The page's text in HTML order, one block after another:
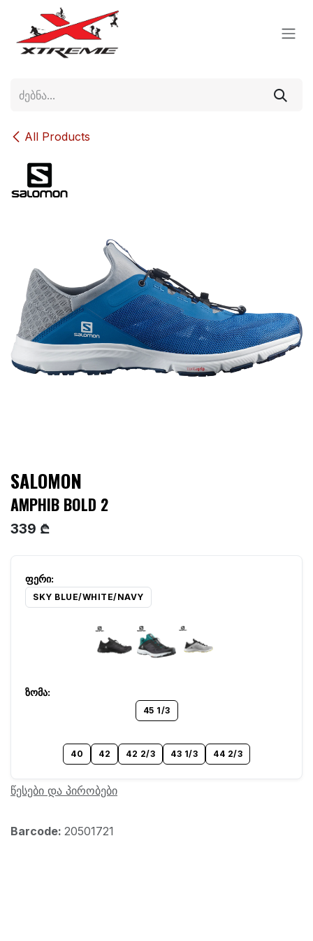
Skip to Content
All Products
SALOMON
AMPHIB BOLD 2
339 ₾
SKY BLUE/WHITE/NAVY
45 1/3
40 42 42 2/3 43 1/3 44 2/3
წესები და პირობები
Barcode: 20501721